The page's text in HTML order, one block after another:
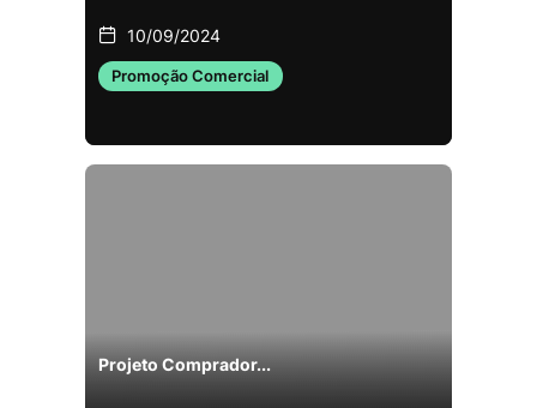
10/09/2024
Promoção Comercial
Projeto Comprador...